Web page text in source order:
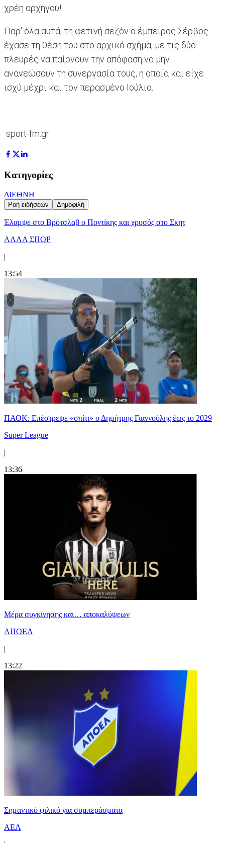
χρέη αρχηγού!
Παρ' όλα αυτά, τη φετινή σεζόν ο έμπειρος Σέρβος
έχασε τη θέση του στο αρχικό σχήμα, με τις δύο
πλευρές να παίρνουν την απόφαση να μην
ανανεώσουν τη συνεργασία τους, η οποία και είχε
ισχύ μέχρι και τον περασμένο Ιούλιο.
sport-fm.gr
Κατηγορίες
ΔΙΕΘΝΗ
Ροή ειδήσεων Δημοφιλή
Έλαμψε στο Βρότσλαβ ο Ποντίκης και χρυσός στο Σκητ
ΑΛΛΑ ΣΠΟΡ
|
13:54
ΠΑΟΚ: Επέστρεψε «σπίτι» ο Δημήτρης Γιαννούλης έως το 2029
Super League
|
13:36
Mέρα συγκίνησης και… αποκαλύψεων
ΑΠΟΕΛ
|
13:22
Σημαντικό φιλικό για συμπεράσματα
ΑΕΛ